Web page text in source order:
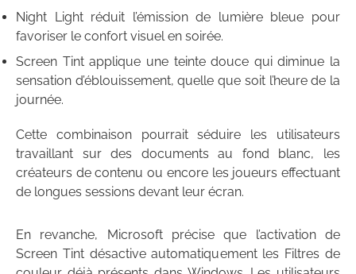
Night Light réduit l’émission de lumière bleue pour
favoriser le confort visuel en soirée.
Screen Tint applique une teinte douce qui diminue la
sensation d’éblouissement, quelle que soit l’heure de la
journée.
Cette combinaison pourrait séduire les utilisateurs
travaillant sur des documents au fond blanc, les
créateurs de contenu ou encore les joueurs effectuant
de longues sessions devant leur écran.
En revanche, Microsoft précise que l’activation de
Screen Tint désactive automatiquement les Filtres de